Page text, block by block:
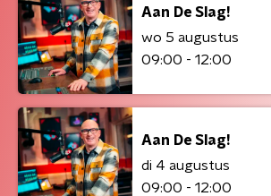
Aan De Slag!
wo 5 augustus
09:00 - 12:00
Aan De Slag!
di 4 augustus
09:00 - 12:00